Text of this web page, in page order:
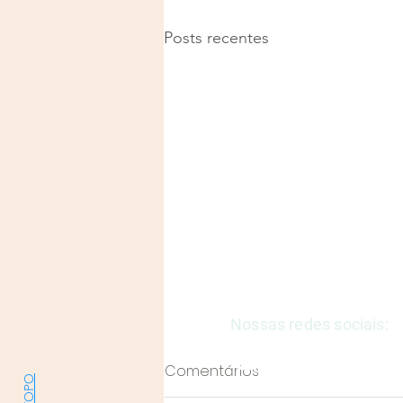
Posts recentes
Comentários
Nossas redes sociais: